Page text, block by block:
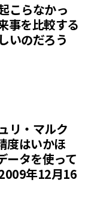
こらなかっ
事を比較する
いのだろう
リ・マルク
度はいかほ
ータを使って
年12月16